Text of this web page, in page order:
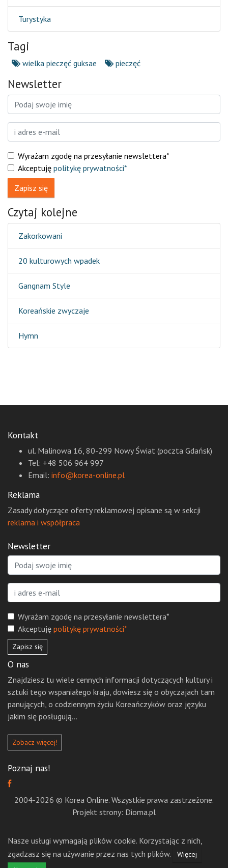
Turystyka
Tagi
wielka pieczęć guksae pieczęć
Newsletter
Wyrażam zgodę na przesyłanie newslettera*
Akceptuję politykę prywatności*
Zapisz się
Czytaj kolejne
Zakorkowani
20 kulturowych wpadek
Gangnam Style
Koreańskie zwyczaje
Hymn
Kontakt
ul. Malinowa 16, 80-299 Nowy Świat (poczta Gdańsk)
Tel: +48 506 964 997
Email: info@korea-online.pl
Reklama
Zasady dotyczące oferty reklamowej opisane są w sekcji
reklama i współpraca
Newsletter
Wyrażam zgodę na przesyłanie newslettera*
Akceptuję politykę prywatności*
Zapisz się
O nas
Znajdziesz tu wiele cennych informacji dotyczących kultury i
sztuki tego wspaniałego kraju, dowiesz się o obyczajach tam
panujących, o codziennym życiu Koreańczyków oraz języku
jakim się posługują...
Zobacz więcej!
Poznaj nas!
2004-2026 © Korea Online. Wszystkie prawa zastrzeżone.
Projekt strony: Dioma.pl
Nasze usługi wymagają plików cookie. Korzystając z nich,
zgadzasz się na używanie przez nas tych plików.
Więcej